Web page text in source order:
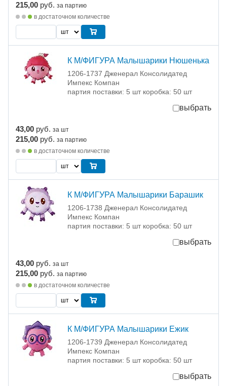
215,00 руб. за партию
в достаточном количестве
К М/ФИГУРА Малышарики Нюшенька
1206-1737 Дженерал Консолидатед
Импекс Компан
партия поставки: 5 шт коробка: 50 шт
выбрать
43,00 руб. за шт
215,00 руб. за партию
в достаточном количестве
К М/ФИГУРА Малышарики Барашик
1206-1738 Дженерал Консолидатед
Импекс Компан
партия поставки: 5 шт коробка: 50 шт
выбрать
43,00 руб. за шт
215,00 руб. за партию
в достаточном количестве
К М/ФИГУРА Малышарики Ежик
1206-1739 Дженерал Консолидатед
Импекс Компан
партия поставки: 5 шт коробка: 50 шт
выбрать